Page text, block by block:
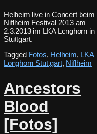
Helheim live in Concert beim
Niflheim Festival 2013 am
2.3.2013 im LKA Longhorn in
Stuttgart.
Tagged Fotos, Helheim, LKA
Longhorn Stuttgart, Niflheim
Ancestors
Blood
[Fotos]